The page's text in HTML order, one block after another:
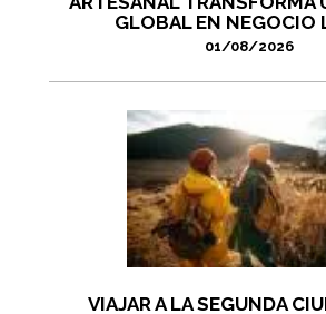
GLOBAL EN NEGOCIO
01/08/2026
VIAJAR A LA SEGUNDA